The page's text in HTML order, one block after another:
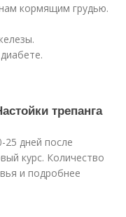
кормящим грудью.
трепанга
25 дней после
курс. Количество
и подробнее